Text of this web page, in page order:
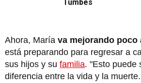
Tumbes
Ahora, María va mejorando poco
está preparando para regresar a
sus hijos y su familia. "Esto puede
diferencia entre la vida y la